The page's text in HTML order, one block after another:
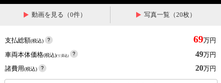
動画を見る（0件） 写真一覧（20枚）
支払総額(税込) 69万円
車両本体価格(税込)(リ済込) 49万円
諸費用(税込) 20万円